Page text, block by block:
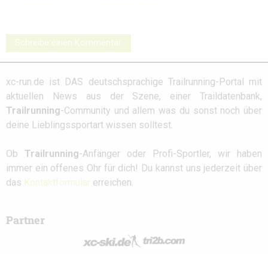
Schreibe einen Kommentar
xc-run.de ist DAS deutschsprachige Trailrunning-Portal mit
aktuellen News aus der Szene, einer Traildatenbank,
Trailrunning-Community und allem was du sonst noch über
deine Lieblingssportart wissen solltest.
Ob Trailrunning-Anfänger oder Profi-Sportler, wir haben
immer ein offenes Ohr für dich! Du kannst uns jederzeit über
das Kontaktformular erreichen.
Partner